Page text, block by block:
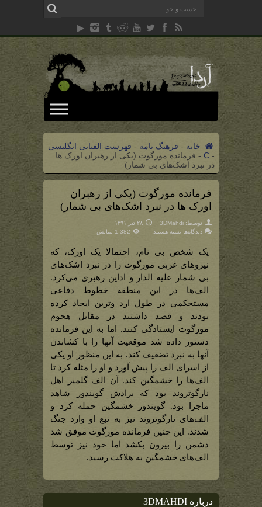
خانه - فرهنگ نامه - فهرست الفبایی انگلیسی
-
C
- فرمانده مورگوت (یکی از رهبران اورک ها
در نبرد اشک‌های بی شمار)
فرمانده مورگوت (یکی از رهبران
اورک ها در نبرد اشک‌های بی شمار)
توسط: 3DMahdi
۲۸ تیر ۱۳۹۱
دیدگاه‌ها برای
(یکی
از
رهبران
اورک
ها
در
نبرد
اشک‌های
شمار)
بسته هستند 1,382 نمایش
یک شخص بی نام، احتمالا یک اورک، که
نیروهای غربی مورگوت را در نبرد اشک‌های
بی شمار علیه الدار و اداین رهبری می‌کرد.
الف‌ها در این منطقه خطوط دفاعی
مستحکمی در طول ارد وترین ایجاد کرده
بودند و قصد داشتند در مقابل هجوم
مورگوث ایستادگی کنند. اما به این فرمانده
دستور داده شد موقعیت آنها را با کشاندن
آنها به نبرد تضعیف کند. به این منظور او یکی
از اسرای الف را پیش آورد و او را مثله کرد تا
الف‌ها را خشمگین کند. آن الف گلمیر اهل
نارگوتروند بود که برادش گویندور شاهد
ماجرا بود. گویندور خشمگین حمله کرد و
الف‌های نارگوتروند نیز به تبع او وارد جنگ
شدند. این چنین فرمانده مورگوت موفق شد
دشمن را بیرون بکشد اما خود نیز توسط
الف‌های خشمگین به هلاکت رسید.
درباره 3DMAHDI